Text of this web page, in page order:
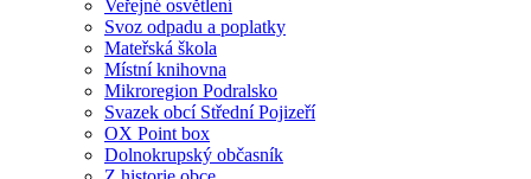
Veřejné osvětlení
Svoz odpadu a poplatky
Mateřská škola
Místní knihovna
Mikroregion Podralsko
Svazek obcí Střední Pojizeří
OX Point box
Dolnokrupský občasník